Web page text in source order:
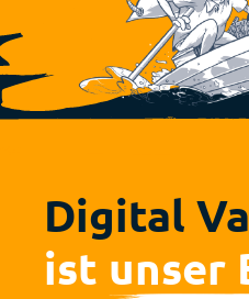
Deutsch
Digital
ist unser